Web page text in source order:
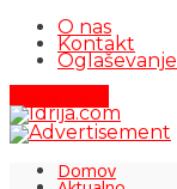
O nas
Kontakt
Oglaševanje
Domov